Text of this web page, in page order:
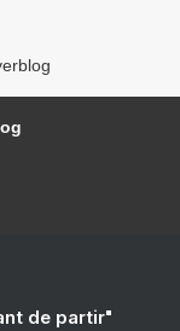
de partir"